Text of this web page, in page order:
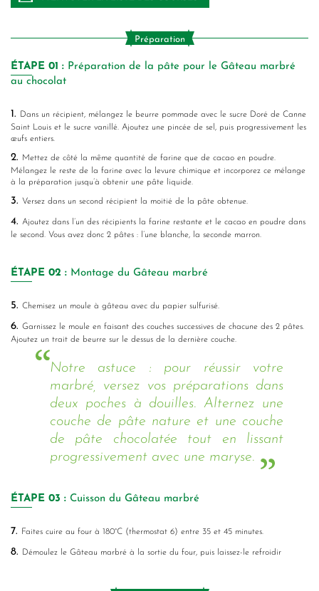
Préparation
ÉTAPE 01 : Préparation de la pâte pour le Gâteau marbré
au chocolat
1.
Dans un récipient, mélangez le beurre pommade avec le sucre Doré de Canne
Saint Louis et le sucre vanillé. Ajoutez une pincée de sel, puis progressivement les
œufs entiers.
2.
Mettez de côté la même quantité de farine que de cacao en poudre.
Mélangez le reste de la farine avec la levure chimique et incorporez ce mélange
à la préparation jusqu’à obtenir une pâte liquide.
3. Versez dans un second récipient la moitié de la pâte obtenue.
4. Ajoutez dans l’un des récipients la farine restante et le cacao en poudre dans
le second. Vous avez donc 2 pâtes : l’une blanche, la seconde marron.
ÉTAPE 02 : Montage du Gâteau marbré
5. Chemisez un moule à gâteau avec du papier sulfurisé.
6. Garnissez le moule en faisant des couches successives de chacune des 2 pâtes.
Ajoutez un trait de beurre sur le dessus de la dernière couche.
Notre astuce : pour réussir votre
marbré, versez vos préparations dans
deux poches à douilles. Alternez une
couche de pâte nature et une couche
de pâte chocolatée tout en lissant
progressivement avec une maryse.
ÉTAPE 03 : Cuisson du Gâteau marbré
7. Faites cuire au four à 180°C (thermostat 6) entre 35 et 45 minutes.
8. Démoulez le Gâteau marbré à la sortie du four, puis laissez-le refroidir